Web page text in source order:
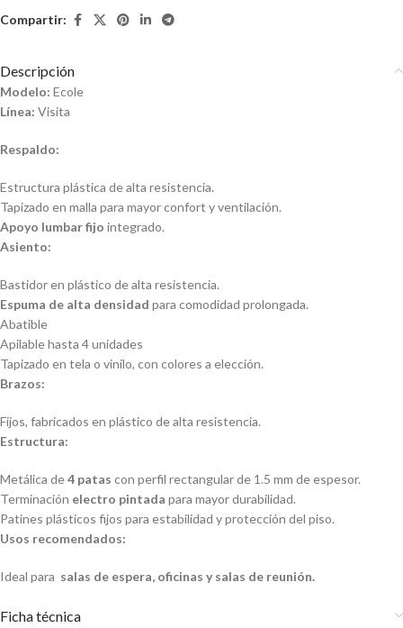
Compartir:
Descripción
Modelo: Ecole
Línea: Visita
Respaldo:
Estructura plástica de alta resistencia.
Tapizado en malla para mayor confort y ventilación.
Apoyo lumbar fijo integrado.
Asiento:
Bastidor en plástico de alta resistencia.
Espuma de alta densidad para comodidad prolongada.
Abatible
Apilable hasta 4 unidades
Tapizado en tela o vinilo, con colores a elección.
Brazos:
Fijos, fabricados en plástico de alta resistencia.
Estructura:
Metálica de4 patas con perfil rectangular de 1.5 mm de espesor.
Terminación electro pintada para mayor durabilidad.
Patines plásticos fijos para estabilidad y protección del piso.
Usos recomendados:
Ideal para salas de espera, oficinas y salas de reunión.
Ficha técnica